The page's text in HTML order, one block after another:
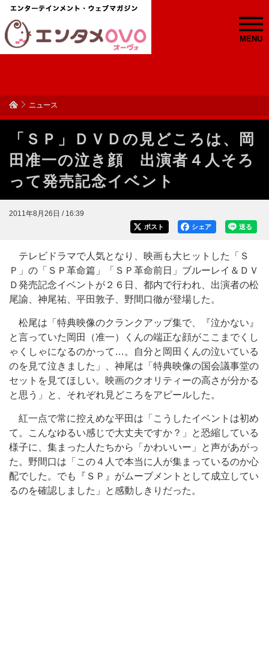
MENU
ニュース
「ＳＰ」ＤＶＤの見どころは、岡
田准一の泣き顔 出演者４人そろ
って発売記念イベント
2011年8月26日 / 16:39
送る
シェア
ポスト
テレビドラマで人気となり、映画も大ヒットした「Ｓ
Ｐ」の「ＳＰ革命篇」「ＳＰ革命前日」ブルーレイ＆ＤＶ
Ｄ発売記念イベントが２６日、都内で行われ、出演者の松
尾諭、神尾祐、平田敦子、野間口徹が登場した。
松尾は「特典映像のクランクアップ集で、『泣かない』
と言っていた岡田（准一）くんの端正な顔がここまでくし
ゃくしゃになるのかって…。自分と岡田くんの泣いている
のを見て泣きました」、神尾は「特典映像の国会議事堂の
セットを見てほしい。映画のクオリティーの高さが分かる
と思う」と、それぞれ見どころをアピールした。
紅一点で常に控えめな平田は「こうしたイベントは初め
て。こんなゆるい感じで大丈夫ですか？」と恐縮している
様子に、集まった人たちから「かわいいー」と声があがっ
た。野間口は「この４人で本当に人が集まっているのか心
配でした。でも『ＳＰ』がムーブメントとして成立してい
るのを確認しました」と感動しきりだった。